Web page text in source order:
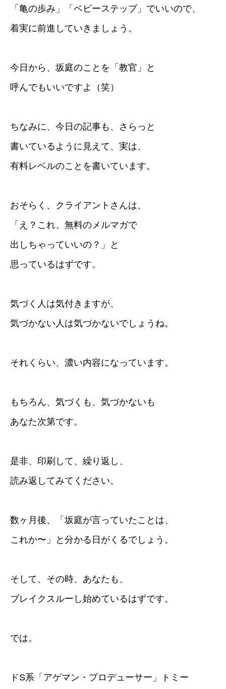
「亀の歩み」「ベビーステップ」でいいので、
着実に前進していきましょう。
今日から、坂庭のことを「教官」と
呼んでもいいですよ（笑）
ちなみに、今日の記事も、さらっと
書いているように見えて、実は、
有料レベルのことを書いています。
おそらく、クライアントさんは、
「え？これ、無料のメルマガで
出しちゃっていいの？」と
思っているはずです。
気づく人は気付きますが、
気づかない人は気づかないでしょうね。
それくらい、濃い内容になっています。
もちろん、気づくも、気づかないも
あなた次第です。
是非、印刷して、繰り返し、
読み返してみてください。
数ヶ月後、「坂庭が言っていたことは、
これか〜」と分かる日がくるでしょう。
そして、その時、あなたも、
ブレイクスルーし始めているはずです。
では。
ドS系「アゲマン・プロデューサー」トミー